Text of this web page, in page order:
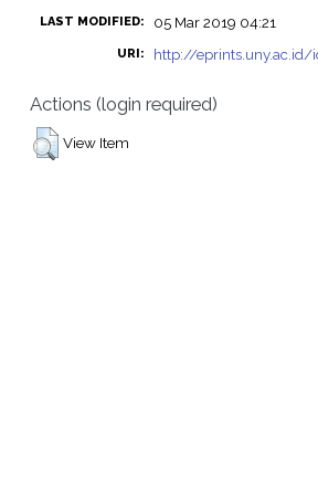
LAST MODIFIED: 05 Mar 2019 04:21
URI: http://eprints.uny.ac.id/
Actions (login required)
View Item